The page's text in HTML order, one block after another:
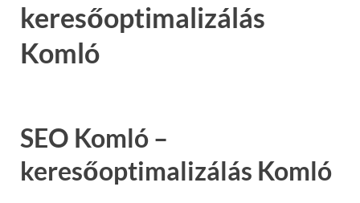
keresőoptimalizálás
Komló
SEO Komló –
keresőoptimalizálás Komló